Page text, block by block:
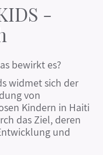
-
bewirkt es?
widmet sich der
von
Kindern in Haiti
das Ziel, deren
und